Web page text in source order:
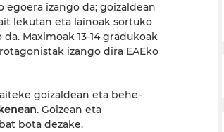
egoera izango da; goizaldean
lekutan eta lainoak sortuko
Maximoak 13-14 gradukoak
izango dira EAEko
goizaldean eta behe-
. Goizean eta
bota dezake.